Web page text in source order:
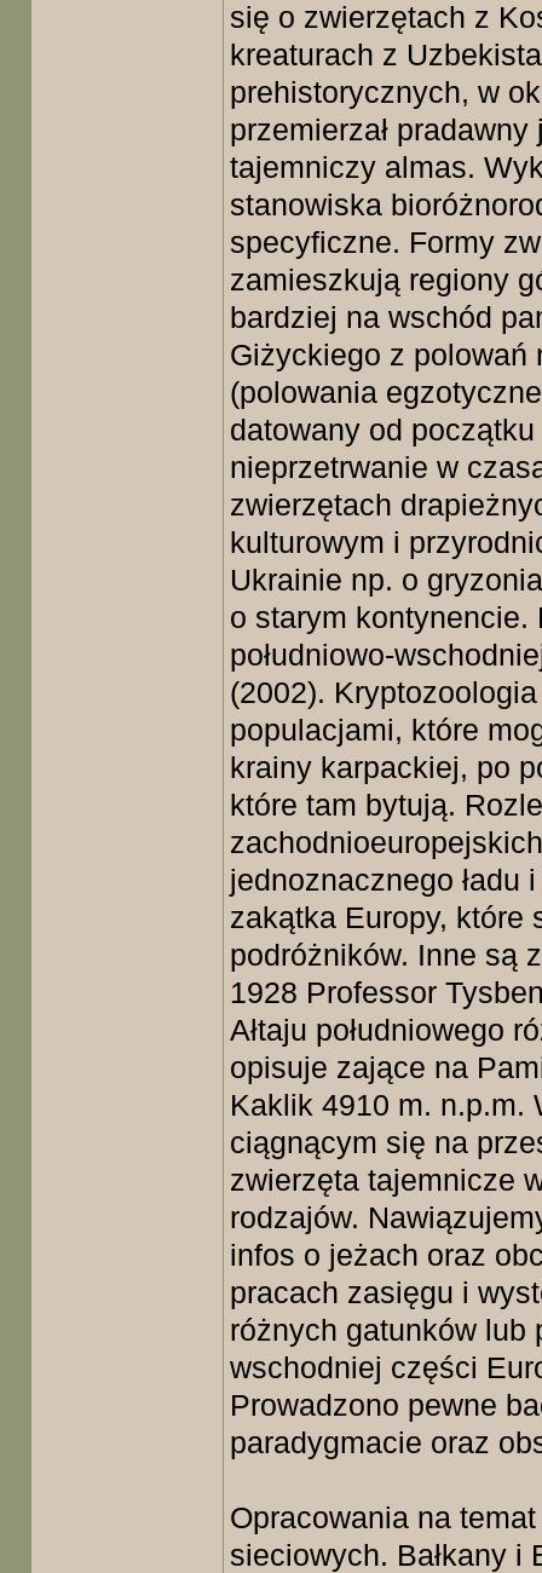
się o zwierzętach z
kreaturach z
prehistorycznych, w
przemierzał
tajemniczy almas.
stanowiska
specyficzne. Formy
zamieszkują regiony
bardziej na wschód
Giżyckiego z polowań
(polowania
datowany od
nieprzetrwanie w
zwierzętach
kulturowym i
Ukrainie np. o
o starym
południowo-
(2002).
populacjami, które
krainy karpackiej, po
które tam bytują.
jednoznacznego ładu
zakątka Europy, które
podróżników. Inne są
1928 Professor
Ałtaju południowego
opisuje zające na
Kaklik 4910 m. n.p.m.
ciągnącym się na
zwierzęta tajemnicze
rodzajów.
infos o jeżach oraz
pracach zasięgu i
różnych gatunków lub
wschodniej części
Prowadzono pewne
paradygmacie oraz
Opracowania na
sieciowych. Bałkany i